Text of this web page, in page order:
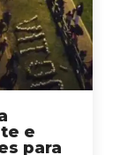
e
para